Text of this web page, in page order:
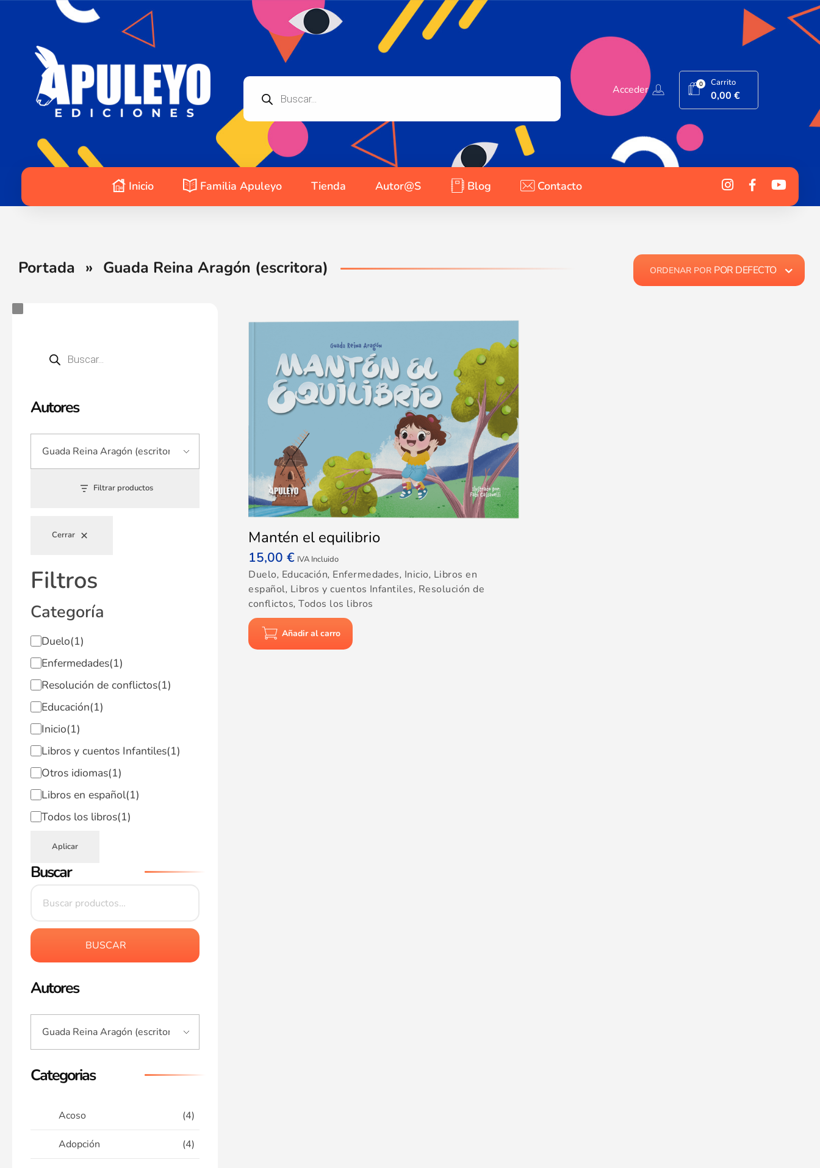
Acceder 0 Carrito
0,00€
Inicio Familia Apuleyo Tienda Autor@s Blog Contacto
Portada » Guada Reina Aragón (escritora)
Autores
Filtrar productos
Cerrar
Filtros
Categoría
Duelo(1)
Enfermedades(1)
Resolución de conflictos(1)
Educación(1)
Inicio(1)
Libros y cuentos Infantiles(1)
Otros idiomas(1)
Libros en español(1)
Todos los libros(1)
Aplicar
Buscar
BUSCAR
Autores
Categorias
Acoso (4)
Adopción (4)
ORDENAR POR POR DEFECTO
Mantén el equilibrio
15,00€ IVA Incluido
Duelo, Educación, Enfermedades, Inicio, Libros en
español, Libros y cuentos Infantiles, Resolución de
conflictos,Todos los libros
Añadir al carro